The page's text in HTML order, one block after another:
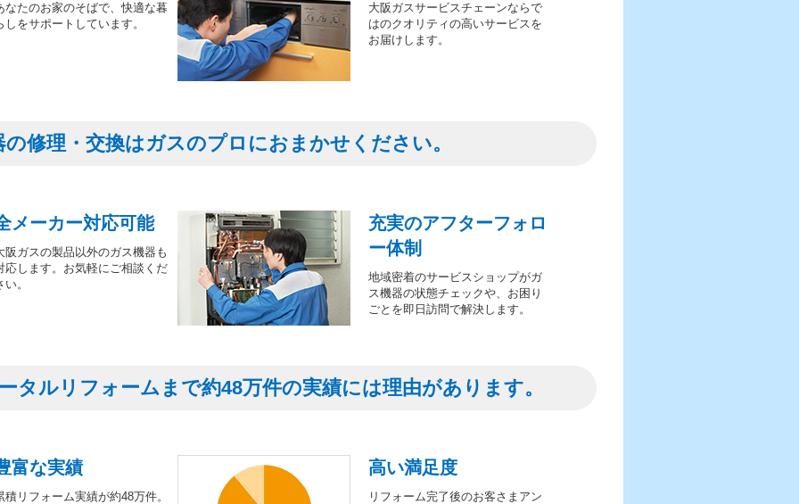
なたのお家のそばで、快適な暮
しをサポートしています。
大阪ガスサービスチェーンならで
はのクオリティの高いサービスを
お届けします。
の修理・交換はガスのプロにおまかせください。
メーカー対応可能
阪ガスの製品以外のガス機器も
応します。お気軽にご相談くだ
い。
充実のアフターフォロ
ー体制
地域密着のサービスショップがガ
ス機器の状態チェックや、お困り
ごとを即日訪問で解決します。
タルリフォームまで約48万件の実績には理由があります。
富な実績
積リフォーム実績が約48万件。
高い満足度
リフォーム完了後のお客さまアン